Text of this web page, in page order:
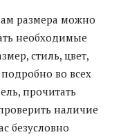
размера можно
необходимые
стиль, цвет,
во всех
прочитать
наличие
безусловно